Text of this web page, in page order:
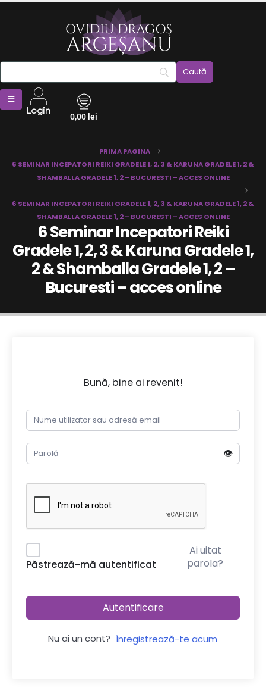
Login 0,00 lei
PRIMA PAGINA
6 SEMINAR INCEPATORI REIKI GRADELE 1, 2, 3 & KARUNA GRADELE 1, 2 &
SHAMBALLA GRADELE 1, 2 – BUCURESTI – ACCES ONLINE
6 SEMINAR INCEPATORI REIKI GRADELE 1, 2, 3 & KARUNA GRADELE 1, 2 &
SHAMBALLA GRADELE 1, 2 – BUCURESTI – ACCES ONLINE
6 Seminar Incepatori Reiki
Gradele 1, 2, 3 & Karuna Gradele 1,
2 & Shamballa Gradele 1, 2 –
Bucuresti – acces online
Bună, bine ai revenit!
👁️
Păstrează-mă autentificat
Ai uitat
parola?
Autentificare
Nu ai un cont? Înregistrează-te acum